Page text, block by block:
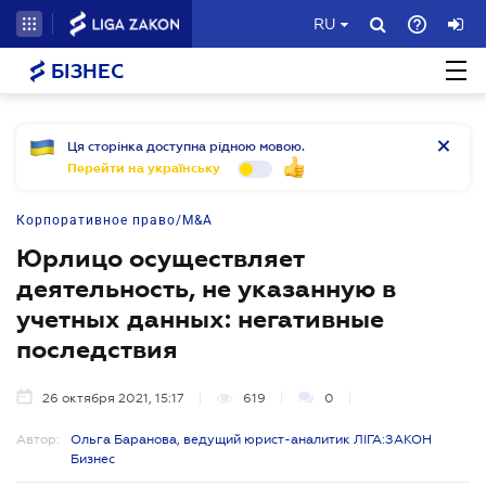
RU
БІЗНЕС
Ця сторінка доступна рідною мовою.
Перейти на українську
Корпоративное право/M&A
Юрлицо осуществляет
деятельность, не указанную в
учетных данных: негативные
последствия
26 октября 2021, 15:17 619 0
Автор:
Ольга Баранова, ведущий юрист-аналитик ЛІГА:ЗАКОН
Бизнес